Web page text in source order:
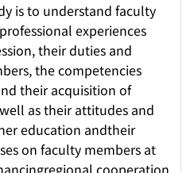
is to understand faculty
experiences
their duties and
the competencies
their acquisition of
as their attitudes and
education andtheir
on faculty members at
cooperation